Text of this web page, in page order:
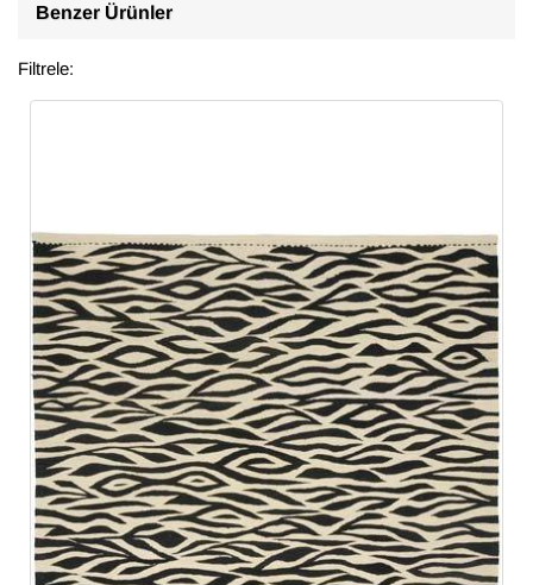
Benzer Ürünler
Filtrele: